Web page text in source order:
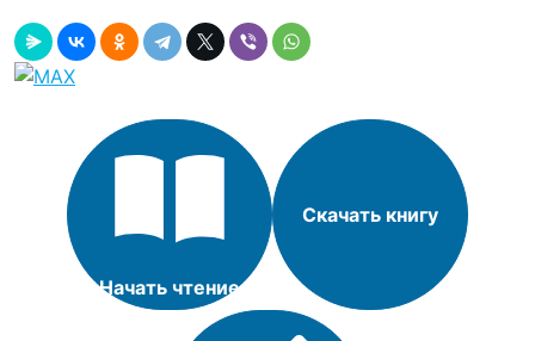
Начать чтение
Скачать книгу